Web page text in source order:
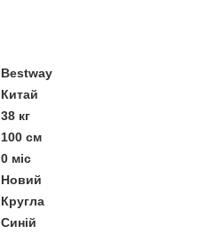
Bestway
Китай
38 кг
100 см
0 міс
Новий
Кругла
Синій